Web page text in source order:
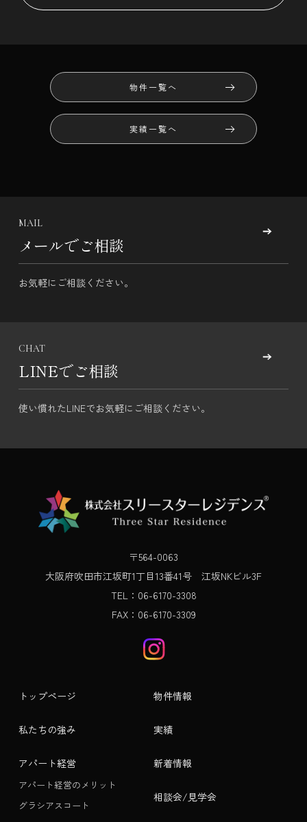
物件一覧へ
実績一覧へ
MAIL
メールでご相談
お気軽にご相談ください。
CHAT
LINEでご相談
使い慣れたLINEでお気軽にご相談ください。
〒564-0063
大阪府吹田市江坂町1丁目13番41号 江坂NKビル3F
TEL：06-6170-3308
FAX：06-6170-3309
トップページ
私たちの強み
アパート経営
アパート経営のメリット
グラシアスコート
物件情報
実績
新着情報
相談会/見学会